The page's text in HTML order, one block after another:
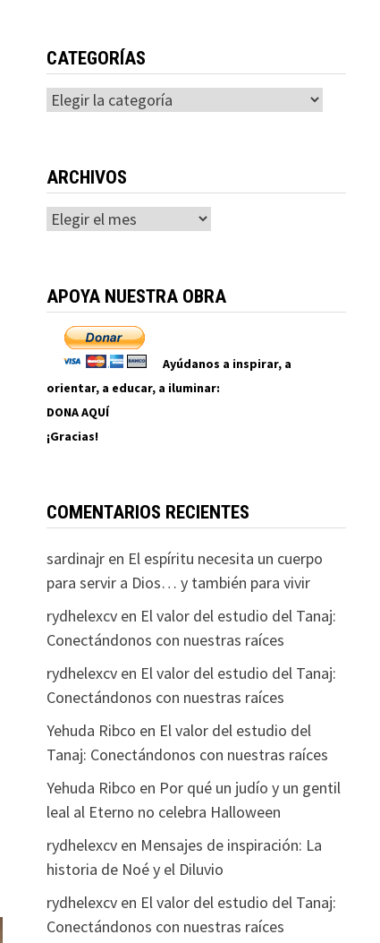
CATEGORÍAS
Categorías
ARCHIVOS
Archivos
APOYA NUESTRA OBRA
Ayúdanos a inspirar, a
orientar, a educar, a iluminar:
DONA AQUÍ
¡Gracias!
COMENTARIOS RECIENTES
sardinajren El espíritu necesita un cuerpo
para servir a Dios… y también para vivir
rydhelexcven El valor del estudio del Tanaj:
Conectándonos con nuestras raíces
rydhelexcven El valor del estudio del Tanaj:
Conectándonos con nuestras raíces
Yehuda Ribco en El valor del estudio del
Tanaj: Conectándonos con nuestras raíces
Yehuda Ribco en Por qué un judío y un gentil
leal al Eterno no celebra Halloween
rydhelexcven Mensajes de inspiración: La
historia de Noé y el Diluvio
rydhelexcven El valor del estudio del Tanaj:
Conectándonos con nuestras raíces